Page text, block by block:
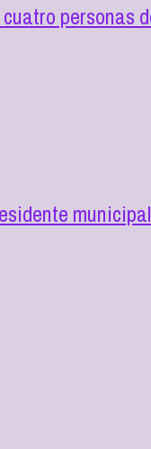
personas